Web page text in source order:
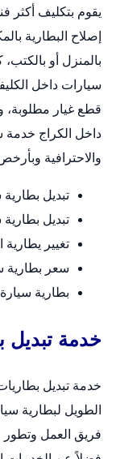
يقوم بتكليف أكثر
إصلاح البطارية
بالمنزل أو
سيارات داخل
قطع غيار مطلوبة،
داخل الكراج خدمة
والاحترافية
تبديل
تبديل بطارية
تغيير يطارية
سعر بطارية
بطارية
خدمة تبديل
خدمة تبديل
الطويل لبطارية
فريق العمل وتطور